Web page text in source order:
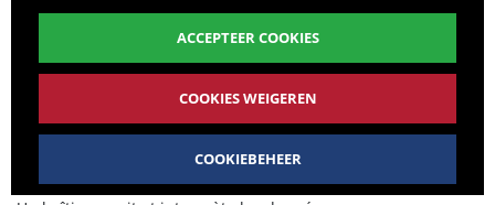
Disques stabilisateurs
A épaulements avec décrotteurs.
Hydrauliques à réglage automatique.
Capteur de vitesse
FONCTIONNEMENT
les lignes de plants sont repérés par la technique appropriée
(U.S., caméra, tâteurs, RTK etc.).
ACCEPTEER COOKIES
COOKIES WEIGEREN
COOKIEBEHEER